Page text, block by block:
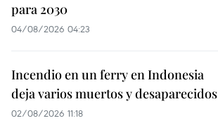
para 2030
04/08/2026 04:23
Incendio en un ferry en Indonesia
deja varios muertos y desaparecidos
02/08/2026 11:18